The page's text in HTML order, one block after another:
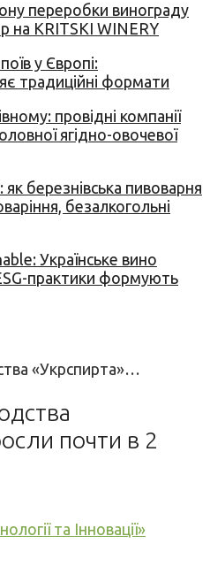
переробки винограду
на KRITSKI WINERY
у Європі:
традиційні формати
провідні компанії
ягідно-овочевої
березнівська пивоварня
безалкогольні
Українське вино
практики формують
«Укрспирта»…
почти в 2
та Інновації»